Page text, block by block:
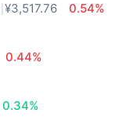
¥3,517.76
0.54%
0.44%
0.34%